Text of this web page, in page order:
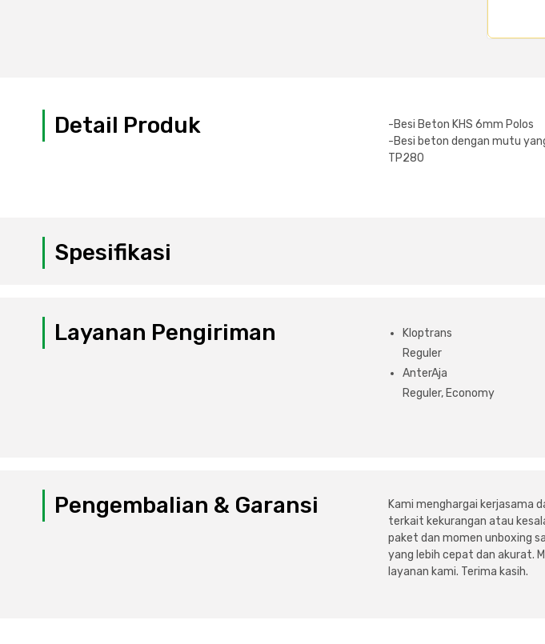
Detail Produk
-Besi Beton KHS 6mm Polos
-Besi beton dengan mutu
TP280
Spesifikasi
Layanan Pengiriman
Kloptrans
Reguler
AnterAja
Reguler, Economy
Pengembalian & Garansi
Kami menghargai kerjasama
terkait kekurangan atau
paket dan momen unboxing
yang lebih cepat dan akurat.
layanan kami. Terima kasih.